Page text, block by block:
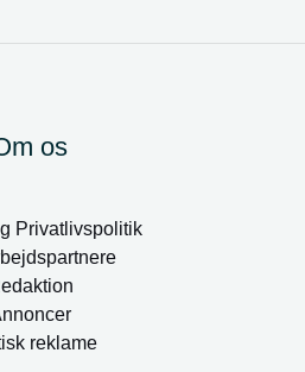
os
Privatlivspolitik
reklame